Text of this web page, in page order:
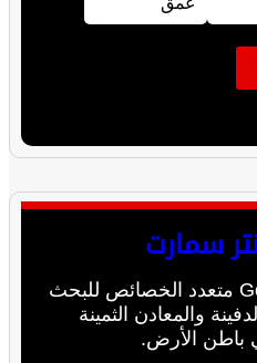
سمارت
جهاز Gold Hunter Smart متعدد الخصائص للبحث
والمعادن الثمينة
باطن الأرض.